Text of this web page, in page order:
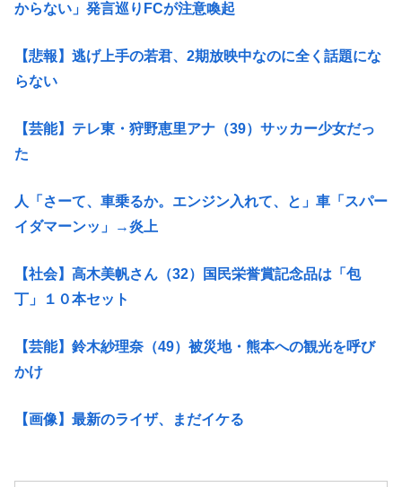
からない」発言巡りFCが注意喚起
【悲報】逃げ上手の若君、2期放映中なのに全く話題にな
らない
【芸能】テレ東・狩野恵里アナ（39）サッカー少女だっ
た
人「さーて、車乗るか。エンジン入れて、と」車「スパー
イダマーンッ」→炎上
【社会】高木美帆さん（32）国民栄誉賞記念品は「包
丁」１０本セット
【芸能】鈴木紗理奈（49）被災地・熊本への観光を呼び
かけ
【画像】最新のライザ、まだイケる